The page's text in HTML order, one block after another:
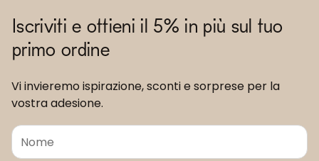
Iscriviti e ottieni il 5% in più sul tuo
primo ordine
Vi invieremo ispirazione, sconti e sorprese per la
vostra adesione.